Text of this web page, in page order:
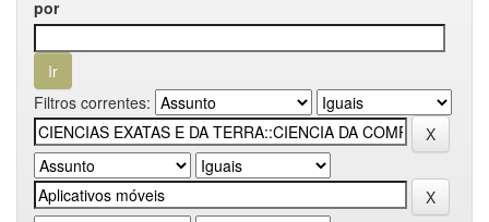
por
Filtros correntes: